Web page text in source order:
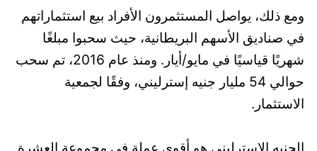
ومع ذلك، يواصل المستثمرون الأفراد بيع استثماراتهم
في صناديق الأسهم البريطانية، حيث سحبوا مبلغًا
شهريًا قياسيًا في مايو/أيار. ومنذ عام 2016، تم سحب
حوالي 54 مليار جنيه إسترليني، وفقًا لجمعية
الاستثمار.
الجنيه الإسترليني هو أقوى عملة في مجموعة العشرة